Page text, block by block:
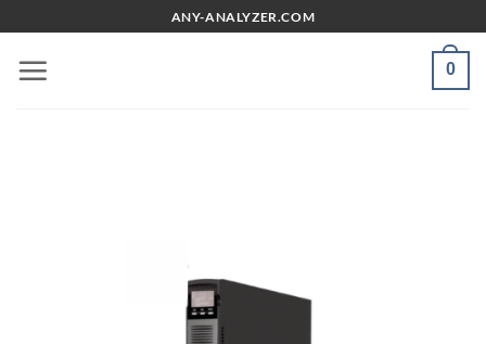
đến
nội
ANY-ANALYZER.COM
0